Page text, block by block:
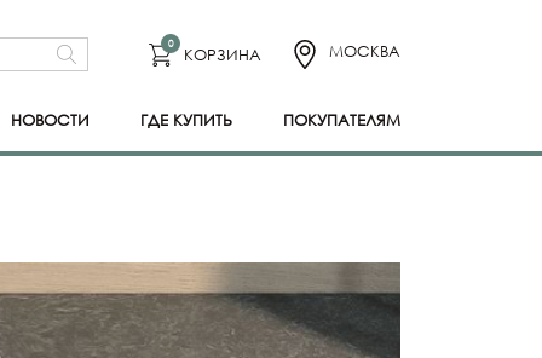
0
КОРЗИНА МОСКВА
НОВОСТИ ГДЕ КУПИТЬ ПОКУПАТЕЛЯМ